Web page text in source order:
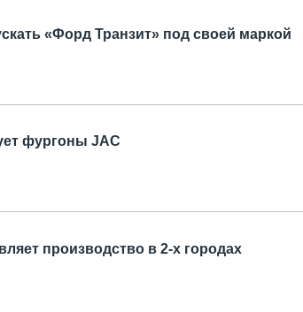
«Форд Транзит» под своей маркой
фургоны JAC
производство в 2-х городах